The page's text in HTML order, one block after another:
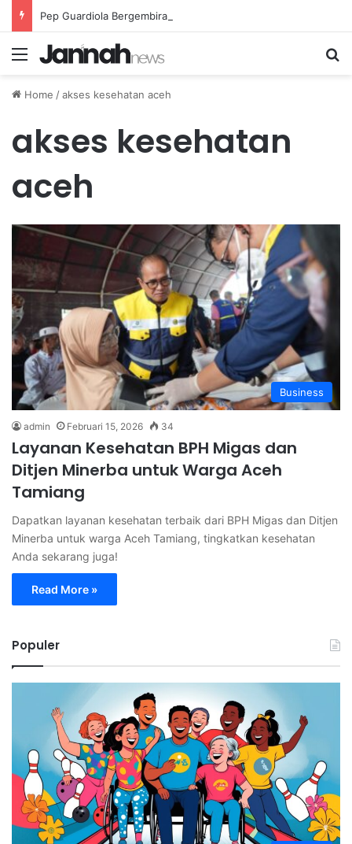
Menu
Home /akses kesehatan aceh
akses kesehatan
aceh
Business
admin Februari 15, 2026 34
Layanan Kesehatan BPH Migas dan
Ditjen Minerba untuk Warga Aceh
Tamiang
Dapatkan layanan kesehatan terbaik dari BPH Migas dan Ditjen
Minerba untuk warga Aceh Tamiang, tingkatkan kesehatan
Anda sekarang juga!
Read More »
Populer